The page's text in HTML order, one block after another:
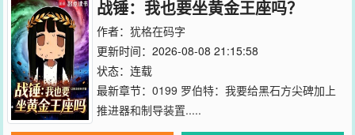
战锤：我也要坐黄金王座吗？
作者： 犹格在码字
更新时间：2026-08-08 21:15:58
状态：连载
最新章节： 0199 罗伯特：我要给黑石方尖碑加上
推进器和制导装置.....